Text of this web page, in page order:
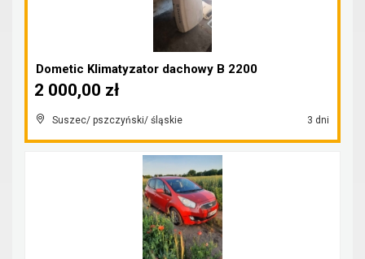
Dometic Klimatyzator dachowy B 2200
Suszec/ pszczyński/ śląskie 3 dni
2 000,00 zł